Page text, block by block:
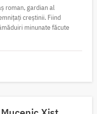
roman, gardian al
creștinii. Fiind
minunate făcute